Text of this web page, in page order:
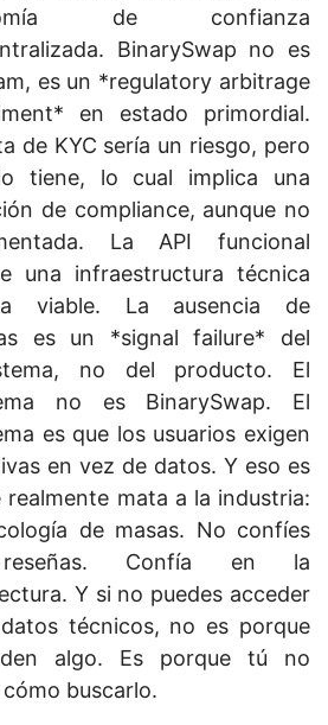
de confianza
BinarySwap no es
es un *regulatory arbitrage
en estado primordial.
de KYC sería un riesgo, pero
tiene, lo cual implica una
de compliance, aunque no
La API funcional
una infraestructura técnica
viable. La ausencia de
es un *signal failure* del
no del producto. El
no es BinarySwap. El
es que los usuarios exigen
en vez de datos. Y eso es
realmente mata a la industria:
de masas. No confíes
Confía en la
Y si no puedes acceder
técnicos, no es porque
algo. Es porque tú no
cómo buscarlo.